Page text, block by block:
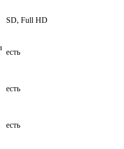
SD, Full HD
есть
есть
есть